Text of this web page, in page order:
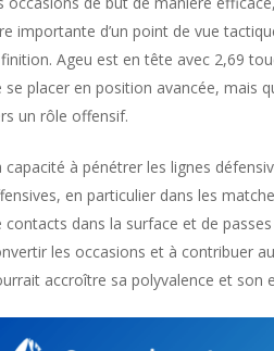
importante d’un point de vue
Ageu est en tête avec 2,69
se placer en position avancée, mais
un rôle offensif.
capacité à pénétrer les lignes
en particulier dans les
contacts dans la surface et de
les occasions et à contribuer
accroître sa polyvalence et son